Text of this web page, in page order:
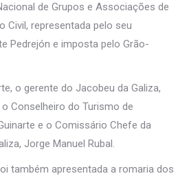
de Grupos e Associações de
Civil, representada pelo seu
Pedrejón e imposta pelo Grão-
o gerente do Jacobeu da Galiza,
Conselheiro do Turismo de
e o Comissário Chefe da
Jorge Manuel Rubal.
também apresentada a romaria dos